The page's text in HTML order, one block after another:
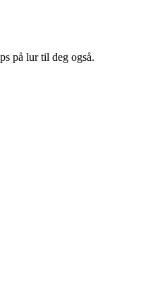
på lur til deg også.